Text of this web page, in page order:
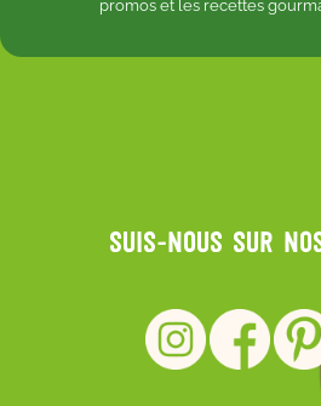
promos et les recettes
Suis-nous sur